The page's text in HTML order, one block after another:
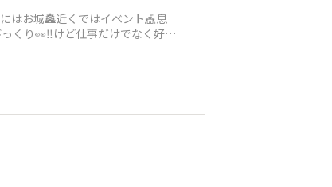
はお城🏯近くではイベント🎪息
くり👀‼️けど仕事だけでなく好き